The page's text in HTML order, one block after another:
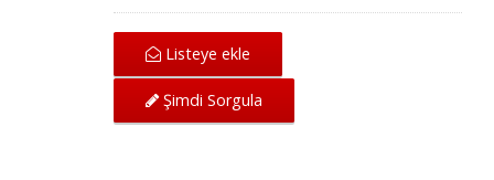
Mükemmel mekanik koruma sunan LC-LC tek
modlu yama kablosu, IEC ve ANSI/TIA
standartları altında ağ için mükemmel iletim
kalitesi sağlar. Fiber optik yama kablosu, yerel
alan ağı, fiber optik iletişim sistemi ve CATV
uygulamaları için fiber optik ekipmanlarla
Listeye ekle
Şimdi Sorgula